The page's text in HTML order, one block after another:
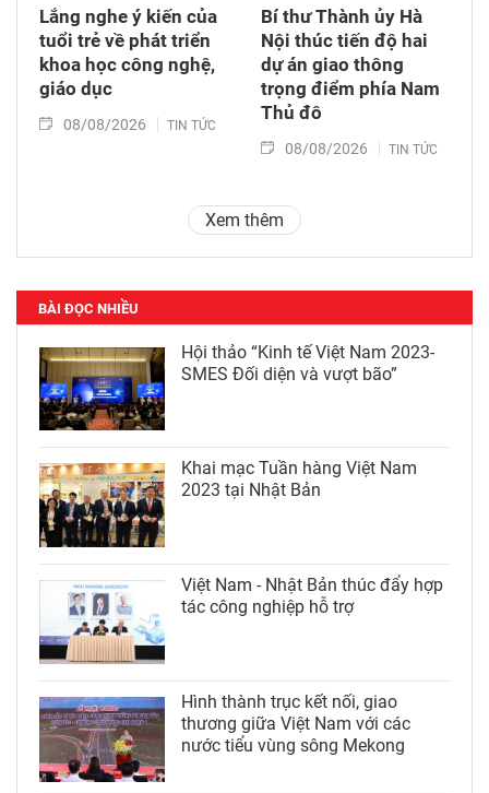
Lắng nghe ý kiến của
tuổi trẻ về phát triển
khoa học công nghệ,
giáo dục
08/08/2026 TIN TỨC
Bí thư Thành ủy Hà
Nội thúc tiến độ hai
dự án giao thông
trọng điểm phía Nam
Thủ đô
08/08/2026 TIN TỨC
Xem thêm
BÀI ĐỌC NHIỀU
Hội thảo “Kinh tế Việt Nam 2023-
SMES Đối diện và vượt bão”
Khai mạc Tuần hàng Việt Nam
2023 tại Nhật Bản
Việt Nam - Nhật Bản thúc đẩy hợp
tác công nghiệp hỗ trợ
Hình thành trục kết nối, giao
thương giữa Việt Nam với các
nước tiểu vùng sông Mekong